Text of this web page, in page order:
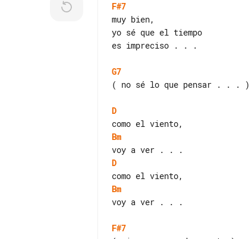
F#7
muy bien,
yo sé que el tiempo
es impreciso . . .
G7
( no sé lo que pensar . . . )
D
Bm
D
Bm
voy a ver . . .
F#7